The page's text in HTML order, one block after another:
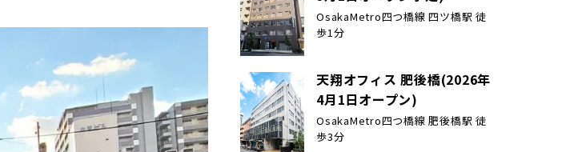
OsakaMetro四つ橋線 四ツ橋駅 徒
歩1分
天翔オフィス 肥後橋(2026年
4月1日オープン)
OsakaMetro四つ橋線 肥後橋駅 徒
歩3分